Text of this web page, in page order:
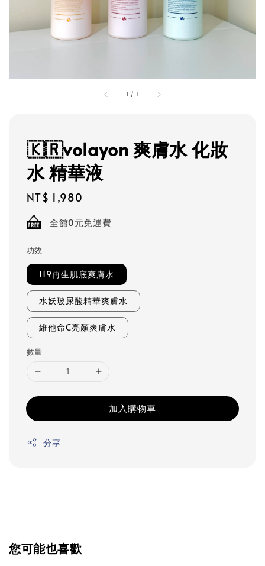
1 / 1
🇰🇷volayon 爽膚水 化妝
水 精華液
Regular
price
NT$ 1,980
全館0元免運費
功效
119再生肌底爽膚水
水妖玻尿酸精華爽膚水
維他命C亮顏爽膚水
數量
加入購物車
分享
您可能也喜歡